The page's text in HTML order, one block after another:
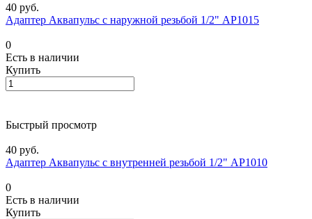
40 руб.
Адаптер Аквапульс с наружной резьбой 1/2" АР1015
0
Есть в наличии
Купить
Быстрый просмотр
40 руб.
Адаптер Аквапульс с внутренней резьбой 1/2" АР1010
0
Есть в наличии
Купить